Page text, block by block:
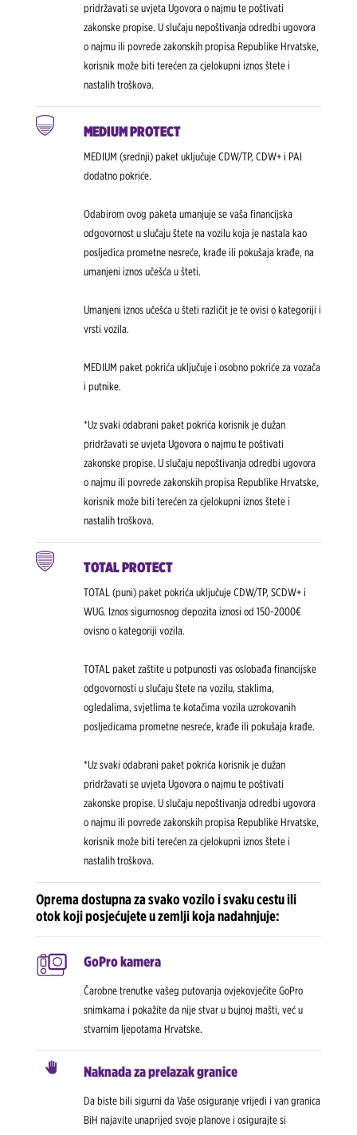
pridržavati se uvjeta Ugovora o najmu te poštivati
zakonske propise. U slučaju nepoštivanja odredbi ugovora
o najmu ili povrede zakonskih propisa Republike Hrvatske,
korisnik može biti terećen za cjelokupni iznos štete i
nastalih troškova.
MEDIUM PROTECT
MEDIUM (srednji) paket uključuje CDW/TP, CDW+ i PAI
dodatno pokriće.
Odabirom ovog paketa umanjuje se vaša financijska
odgovornost u slučaju štete na vozilu koja je nastala kao
posljedica prometne nesreće, krađe ili pokušaja krađe, na
umanjeni iznos učešća u šteti.
Umanjeni iznos učešća u šteti različit je te ovisi o kategoriji i
vrsti vozila.
MEDIUM paket pokrića uključuje i osobno pokriće za vozača
i putnike.
*Uz svaki odabrani paket pokrića korisnik je dužan
pridržavati se uvjeta Ugovora o najmu te poštivati
zakonske propise. U slučaju nepoštivanja odredbi ugovora
o najmu ili povrede zakonskih propisa Republike Hrvatske,
korisnik može biti terećen za cjelokupni iznos štete i
nastalih troškova.
TOTAL PROTECT
TOTAL (puni) paket pokrića uključuje CDW/TP, SCDW+ i
WUG. Iznos sigurnosnog depozita iznosi od 150-2000€
ovisno o kategoriji vozila.
TOTAL paket zaštite u potpunosti vas oslobađa financijske
odgovornosti u slučaju štete na vozilu, staklima,
ogledalima, svjetlima te kotačima vozila uzrokovanih
posljedicama prometne nesreće, krađe ili pokušaja krađe.
*Uz svaki odabrani paket pokrića korisnik je dužan
pridržavati se uvjeta Ugovora o najmu te poštivati
zakonske propise. U slučaju nepoštivanja odredbi ugovora
o najmu ili povrede zakonskih propisa Republike Hrvatske,
korisnik može biti terećen za cjelokupni iznos štete i
nastalih troškova.
Oprema dostupna za svako vozilo i svaku cestu ili
otok koji posjećujete u zemlji koja nadahnjuje:
GoPro kamera
Čarobne trenutke vašeg putovanja ovjekovječite GoPro
snimkama i pokažite da nije stvar u bujnoj mašti, već u
stvarnim ljepotama Hrvatske.
Naknada za prelazak granice
Da biste bili sigurni da Vaše osiguranje vrijedi i van granica
BiH najavite unaprijed svoje planove i osigurajte si